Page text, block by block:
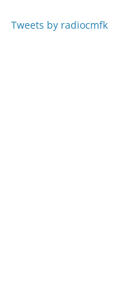
Tweets by radiocmfk